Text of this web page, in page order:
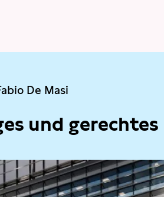
De Masi
und gerechtes